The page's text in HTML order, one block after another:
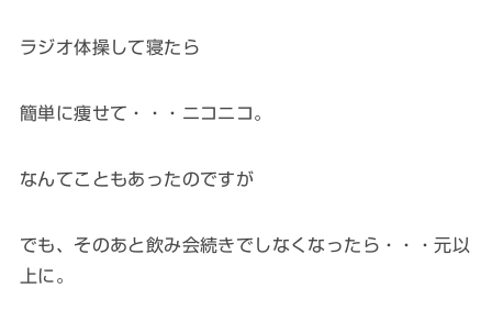
ラジオ体操して寝たら
簡単に痩せて・・・ニコニコ。
なんてこともあったのですが
でも、そのあと飲み会続きでしなくなったら・・・元以
上に。